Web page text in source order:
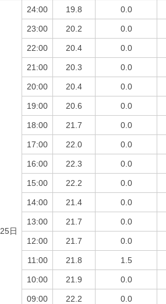
25日
24:00 19.8 0.0
23:00 20.2 0.0
22:00 20.4 0.0
21:00 20.3 0.0
20:00 20.4 0.0
19:00 20.6 0.0
18:00 21.7 0.0
17:00 22.0 0.0
16:00 22.3 0.0
15:00 22.2 0.0
14:00 21.4 0.0
13:00 21.7 0.0
12:00 21.7 0.0
11:00 21.8 1.5
10:00 21.9 0.0
09:00 22.2 0.0